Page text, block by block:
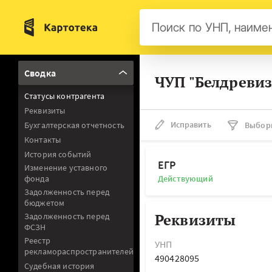
Сводка
Статусы контрагента
Реквизиты
Бухгалтерская отчетность
Контакты
История событий
Изменение уставного
фонда
Задолженность перед
бюджетом
Задолженность перед
ФСЗН
Реестр
рекламораспространителей
Судебная история
ЧУП
Исправить
ЕГР
Действующий
Реквизиты
УНП
490428095